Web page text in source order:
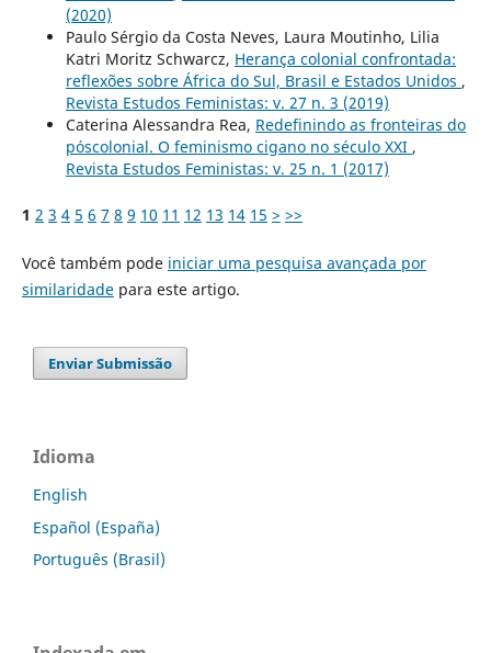
(2020)
Paulo Sérgio da Costa Neves, Laura Moutinho, Lilia
Katri Moritz Schwarcz, Herança colonial confrontada:
reflexões sobre África do Sul, Brasil e Estados Unidos ,
Revista Estudos Feministas: v. 27 n. 3 (2019)
Caterina Alessandra Rea, Redefinindo as fronteiras do
póscolonial. O feminismo cigano no século XXI ,
Revista Estudos Feministas: v. 25 n. 1 (2017)
1 2 3 4 5 6 7 8 9 10 11 12 13 14 15 > >>
Você também pode iniciar uma pesquisa avançada por
similaridadepara este artigo.
Enviar Submissão
Idioma
English
Español (España)
Português (Brasil)